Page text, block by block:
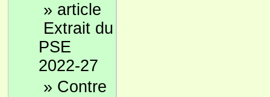
»
Extrait du
PSE
2022-27
» Contre